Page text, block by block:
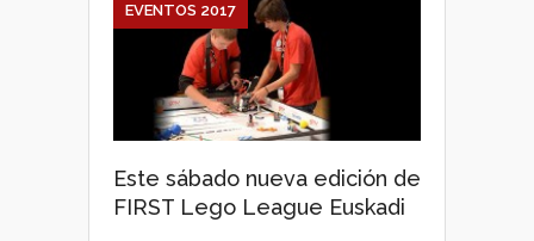
Este sábado nueva edición de
FIRST Lego League Euskadi
EVENTOS 2017